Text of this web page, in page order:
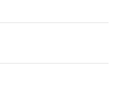
filtry